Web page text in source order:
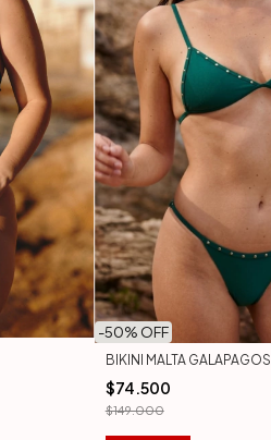
-50% OFF
BIKINI MALTA GALAPAGOS
$74.500
$149.000